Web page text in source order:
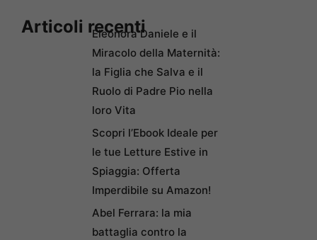
Articoli recentiEleonora Daniele e il
Miracolo della Maternità:
la Figlia che Salva e il
Ruolo di Padre Pio nella
loro Vita
Scopri l’Ebook Ideale per
le tue Letture Estive in
Spiaggia: Offerta
Imperdibile su Amazon!
Abel Ferrara: la mia
battaglia contro la